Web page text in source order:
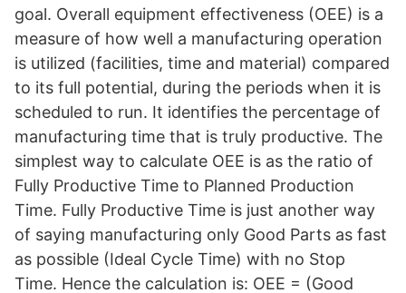
goal. Overall equipment effectiveness (OEE) is a
measure of how well a manufacturing operation
is utilized (facilities, time and material) compared
to its full potential, during the periods when it is
scheduled to run. It identifies the percentage of
manufacturing time that is truly productive. The
simplest way to calculate OEE is as the ratio of
Fully Productive Time to Planned Production
Time. Fully Productive Time is just another way
of saying manufacturing only Good Parts as fast
as possible (Ideal Cycle Time) with no Stop
Time. Hence the calculation is: OEE = (Good